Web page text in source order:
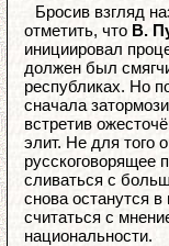
Бросив взгляд
отметить, что В.
инициировал
должен был
республиках. Но
сначала
встретив
элит. Не для того
русскоговорящее
сливаться с
снова останутся
считаться с
национальности.